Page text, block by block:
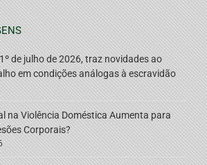
de julho de 2026, traz novidades ao
em condições análogas à escravidão
na Violência Doméstica Aumenta para
Corporais?